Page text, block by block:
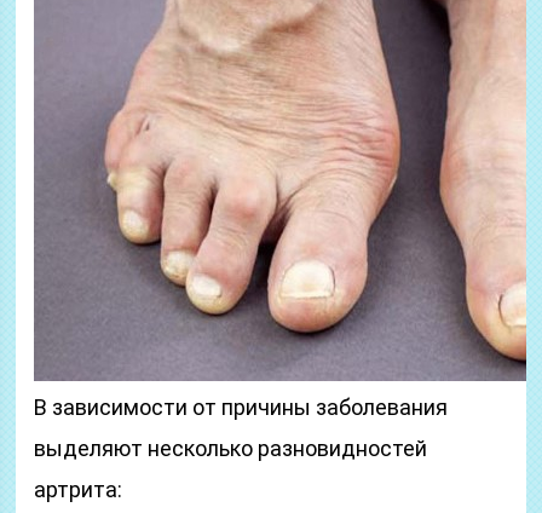
В зависимости от причины заболевания
выделяют несколько разновидностей
артрита: